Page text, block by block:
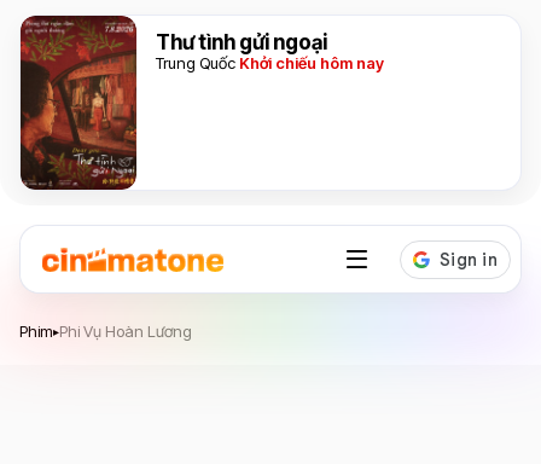
Thư tình gửi ngoại
Trung Quốc Khởi chiếu hôm nay
Phim▸Phi Vụ Hoàn Lương